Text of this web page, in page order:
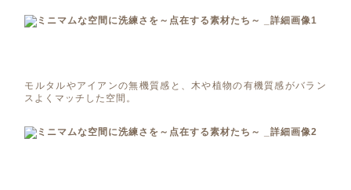
モルタルやアイアンの無機質感と、木や植物の有機質感がバラン
スよくマッチした空間。